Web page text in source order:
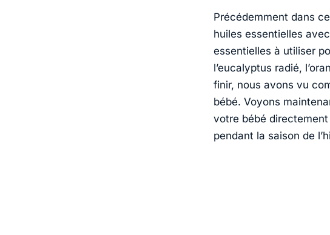
Précédemment dans
huiles essentielles
essentielles à utiliser
l’eucalyptus radié,
finir, nous avons vu
bébé. Voyons
votre bébé
pendant la saison de